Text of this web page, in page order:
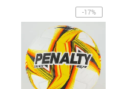
-17%